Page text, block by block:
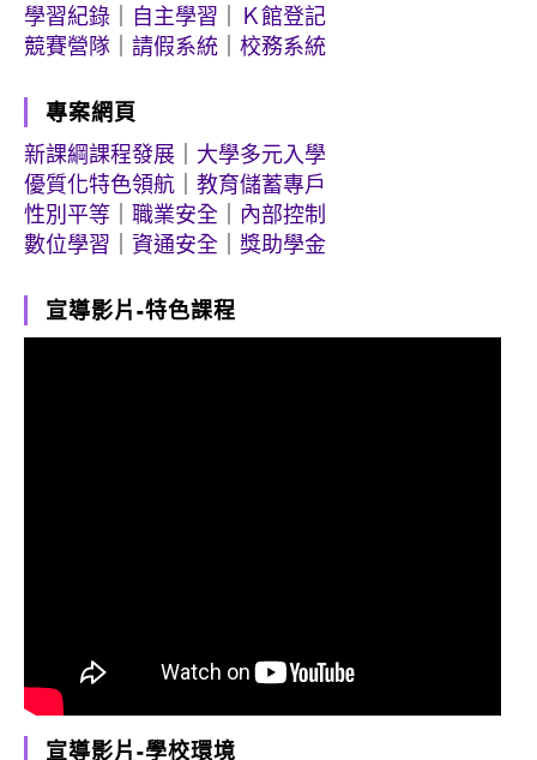
學習紀錄
自主學習
Ｋ館登記
競賽營隊
請假系統 校務系統
專案網頁
新課綱課程發展
大學多元入學
優質化特色領航
教育儲蓄專戶
性別平等
職業安全
內部控制
數位學習
資通安全 獎助學金
宣導影片-特色課程
宣導影片-學校環境